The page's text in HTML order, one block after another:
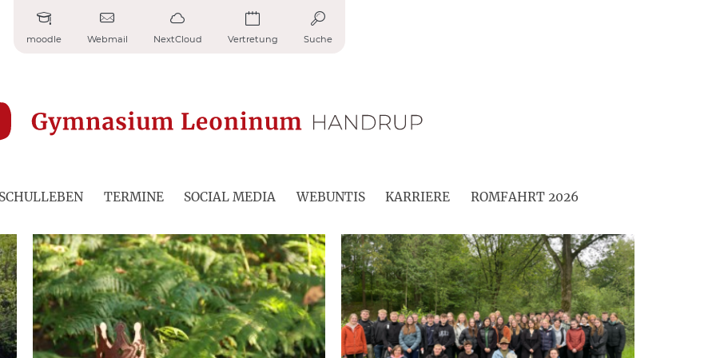
moodle Webmail NextCloud Vertretung Suche
SCHULLEBEN TERMINE SOCIAL MEDIA WEBUNTIS KARRIERE ROMFAHRT 2026